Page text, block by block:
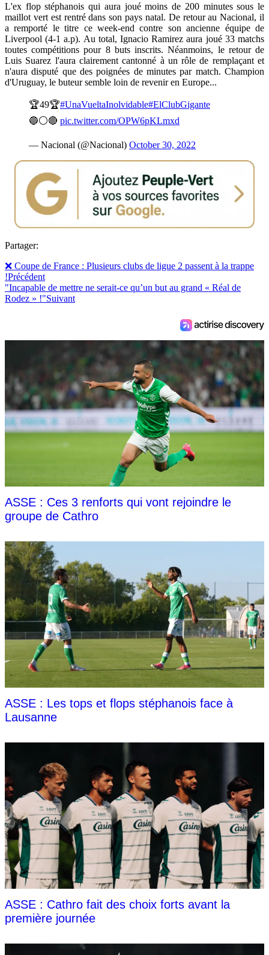
L'ex flop stéphanois qui aura joué moins de 200 minutes sous le
maillot vert est rentré dans son pays natal. De retour au Nacional, il
a remporté le titre ce week-end contre son ancienne équipe de
Liverpool (4-1 a.p). Au total, Ignacio Ramirez aura joué 33 matchs
toutes compétitions pour 8 buts inscrits. Néanmoins, le retour de
Luis Suarez l'aura clairement cantonné à un rôle de remplaçant et
n'aura disputé que des poignées de minutes par match. Champion
d'Uruguay, le buteur semble loin de revenir en Europe...
🏆49🏆#UnaVueltaInolvidable#ElClubGigante
🔵⚪️🔴 pic.twitter.com/OPW6pKLmxd
— Nacional (@Nacional) October 30, 2022
Partager:
❌️ Coupe de France : Plusieurs clubs de ligue 2 passent à la trappe
!Précédent
"Incapable de mettre ne serait-ce qu’un but au grand « Réal de
Rodez » !"Suivant
ASSE : Ces 3 renforts qui vont rejoindre le
groupe de Cathro
ASSE : Les tops et flops stéphanois face à
Lausanne
ASSE : Cathro fait des choix forts avant la
première journée